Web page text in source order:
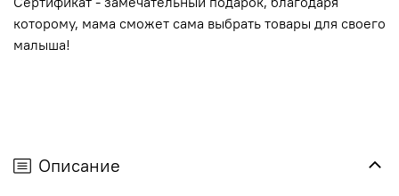
которому, мама сможет сама выбрать товары для своего
малыша!
Описание